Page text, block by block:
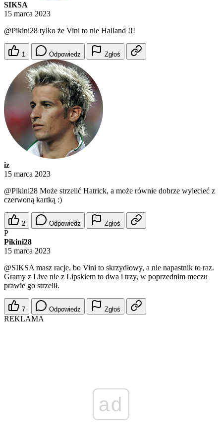
SIKSA
15 marca 2023
@Pikini28 tylko że Vini to nie Halland !!!
1 Odpowiedz Zgłoś
iz
15 marca 2023
@Pikini28 Może strzelić Hatrick, a może równie dobrze wylecieć z
czerwoną kartką :)
2 Odpowiedz Zgłoś
P
Pikini28
15 marca 2023
@SIKSA masz racje, bo Vini to skrzydłowy, a nie napastnik to raz.
Gramy z Live nie z Lipskiem to dwa i trzy, w poprzednim meczu
prawie go strzelił.
7 Odpowiedz Zgłoś
REKLAMA
ad